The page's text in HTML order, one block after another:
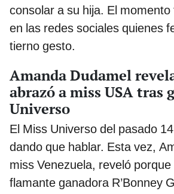
consolar a su hija. El
en las redes sociales quienes
tierno gesto.
Amanda Dudamel
abrazó a miss USA tras
Universo
El Miss Universo del pasado
dando que hablar. Esta vez,
miss Venezuela, reveló
flamante ganadora R’Bonney